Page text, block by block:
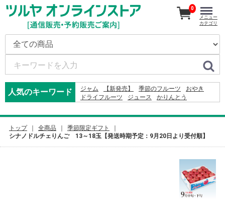
人気のキーワード ジャム 【新発売】 季節のフルーツ
おやき
ドライフルーツ
ジュース
かりんとう
オードブル
2027 りんごかりんとう
カレー
0
メニュー
カテゴリ
トップ 全商品
季節限定ギフト
シナノドルチェりんご 13～18玉【発送時期予定：9月20日より受付順】